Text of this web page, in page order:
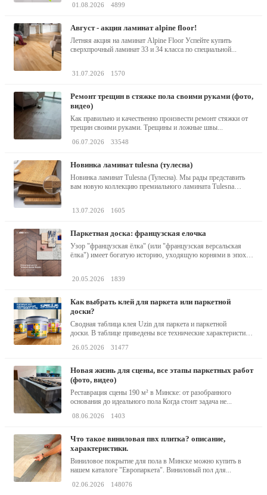
01.08.2026 4899
август - акция ламинат alpine floor!
Летняя акция на ламинат Alpine Floor Успейте купить
сверхпрочный ламинат 33 и 34 класса по специальной...
31.07.2026 1570
ремонт трещин в стяжке пола своими руками (фото,
видео)
Как правильно и качественно произвести ремонт стяжки от
трещин своими руками. Трещины и ложные швы...
06.07.2026 33548
новинка ламинат tulesna (тулесна)
Новинка ламинат Tulesna (Тулесна). Мы рады представить
вам новую коллекцию премиального ламината Tulesna
13.07.2026 1605
паркетная доска: французская елочка
Узор "французская ёлка" (или "французская версальская
ёлка") имеет богатую историю, уходящую корнями в эпоху
20.05.2026 1839
как выбрать клей для паркета или паркетной
доски?
Сводная таблица клея Uzin для паркета и паркетной
доски. В таблице приведены все технические характеристики
26.05.2026 31477
новая жизнь для сцены, все этапы паркетных работ
(фото, видео)
Реставрация сцены 190 м² в Минске: от разобранного
основания до идеального пола Когда стоит задача не...
08.06.2026 1403
что такое виниловая пвх плитка? описание,
характеристики.
Виниловое покрытие для пола в Минске можно купить в
нашем каталоге "Европаркета". Виниловый пол для...
02.06.2026 148076